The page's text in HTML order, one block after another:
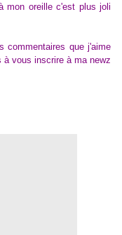
mon oreille c'est plus joli
commentaires que j'aime
vous inscrire à ma newz